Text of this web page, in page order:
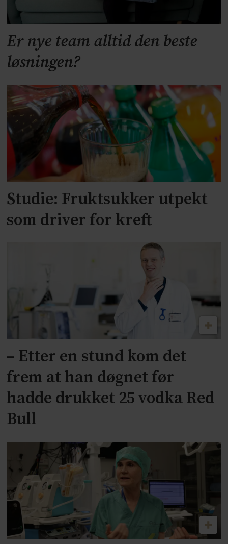
Er nye team alltid den beste
løsningen?
Studie: Fruktsukker utpekt
som driver for kreft
– Etter en stund kom det
frem at han døgnet før
hadde drukket 25 vodka Red
Bull